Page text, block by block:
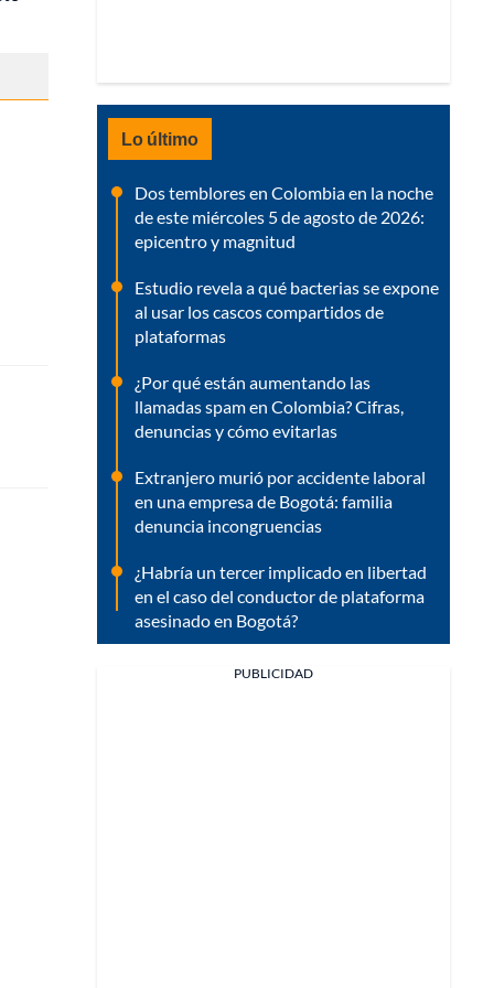
Lo último
Dos temblores en Colombia en la noche
de este miércoles 5 de agosto de 2026:
epicentro y magnitud
Estudio revela a qué bacterias se expone
al usar los cascos compartidos de
plataformas
¿Por qué están aumentando las
llamadas spam en Colombia? Cifras,
denuncias y cómo evitarlas
Extranjero murió por accidente laboral
en una empresa de Bogotá: familia
denuncia incongruencias
¿Habría un tercer implicado en libertad
en el caso del conductor de plataforma
asesinado en Bogotá?
PUBLICIDAD